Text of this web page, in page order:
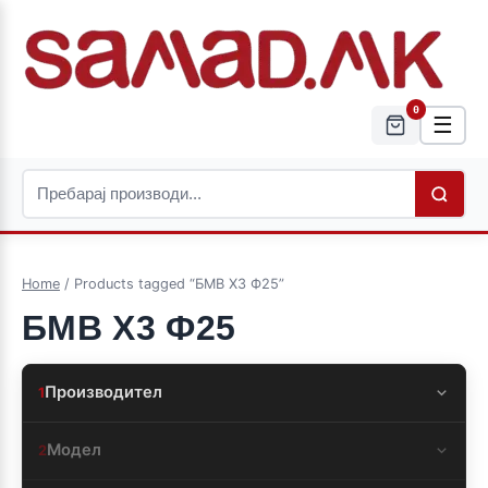
0
☰
Home / Products tagged “БМВ Х3 Ф25”
БМВ Х3 Ф25
1Производител
2Модел